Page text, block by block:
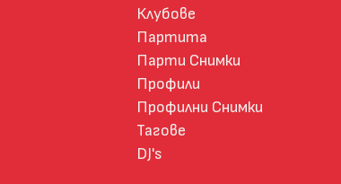
Клубове
Партита
Парти Снимки
Профили
Профилни Снимки
Тагове
DJ's